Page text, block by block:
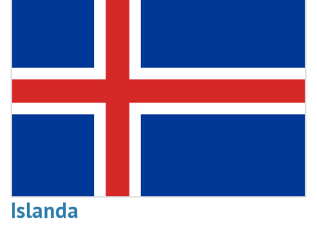
Islanda